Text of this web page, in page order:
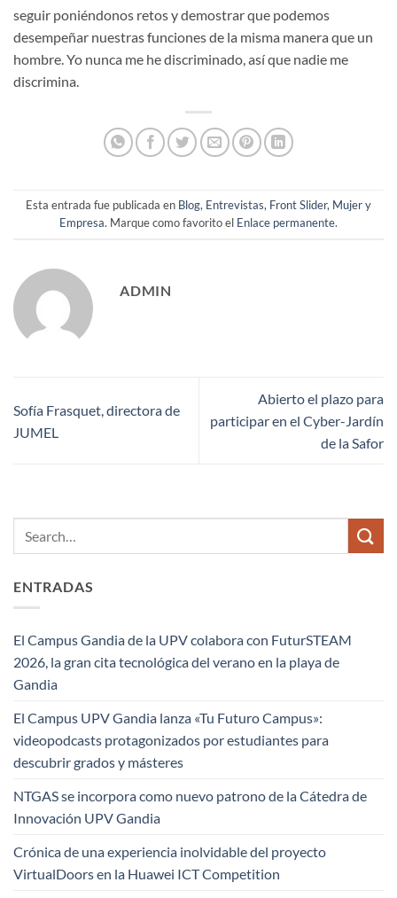
seguir poniéndonos retos y demostrar que podemos
desempeñar nuestras funciones de la misma manera que un
hombre. Yo nunca me he discriminado, así que nadie me
discrimina.
Esta entrada fue publicada en Blog, Entrevistas, Front Slider, Mujer y
Empresa. Marque como favorito el Enlace permanente.
ADMIN
Sofía Frasquet, directora de
JUMEL
Abierto el plazo para
participar en el Cyber-Jardín
de la Safor
ENTRADAS
El Campus Gandia de la UPV colabora con FuturSTEAM
2026, la gran cita tecnológica del verano en la playa de
Gandia
El Campus UPV Gandia lanza «Tu Futuro Campus»:
videopodcasts protagonizados por estudiantes para
descubrir grados y másteres
NTGAS se incorpora como nuevo patrono de la Cátedra de
Innovación UPV Gandia
Crónica de una experiencia inolvidable del proyecto
VirtualDoors en la Huawei ICT Competition